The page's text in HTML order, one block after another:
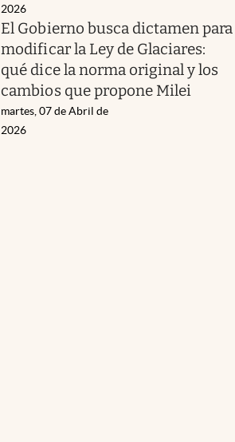
2026
El Gobierno busca dictamen para
modificar la Ley de Glaciares:
qué dice la norma original y los
cambios que propone Milei
martes, 07 de Abril de
2026